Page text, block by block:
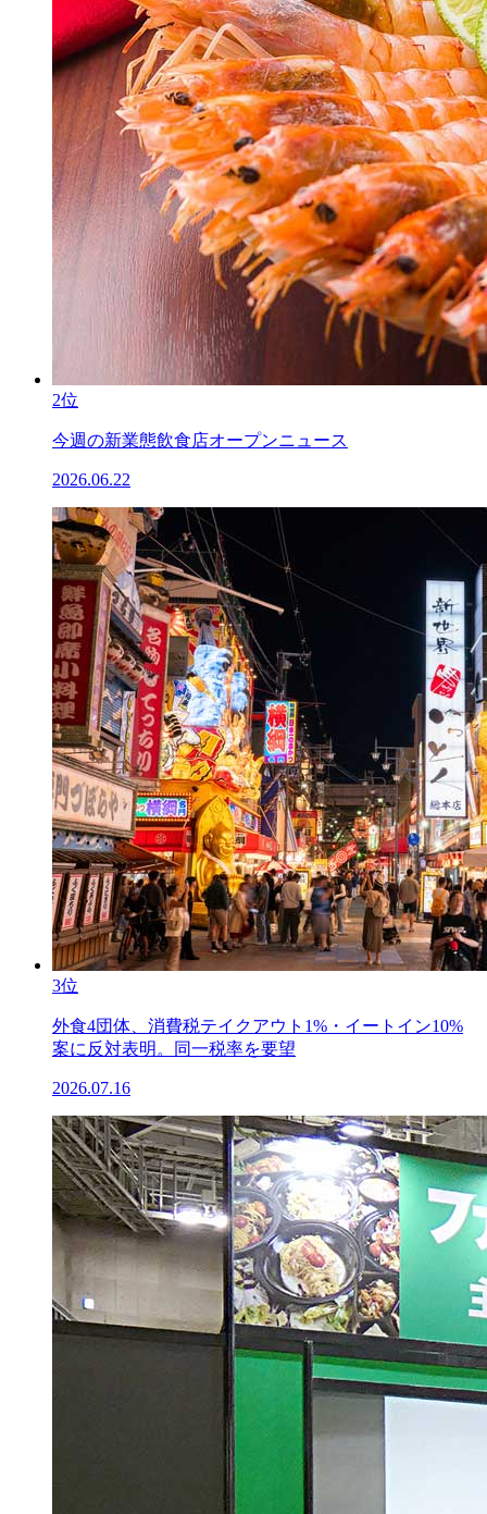
2位
今週の新業態飲食店オープンニュース
2026.06.22
3位
外食4団体、消費税テイクアウト1%・イートイン10%
案に反対表明。同一税率を要望
2026.07.16